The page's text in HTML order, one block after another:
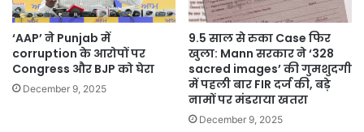
‘AAP’ ने Punjab में
corruption के आरोपों पर
Congress और BJP को घेरा
December 9, 2025
9.5 साल से रुका Case फिर
खुला: Mann सरकार ने ‘328
sacred images’ की गुमशुदगी
में पहली बार FIR दर्ज की, बड़े
नामों पर मंडराया खतरा
December 9, 2025